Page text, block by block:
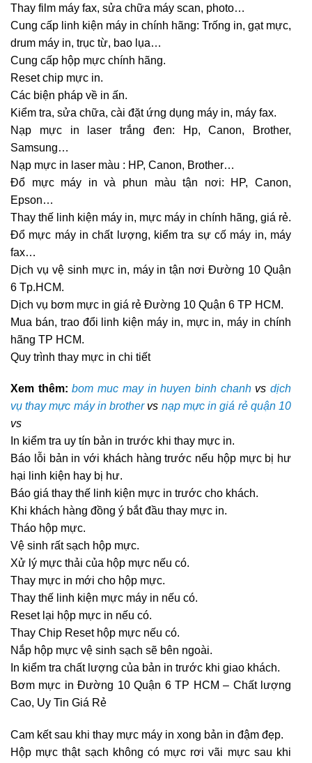
Thay film máy fax, sửa chữa máy scan, photo…
Cung cấp linh kiện máy in chính hãng: Trống in, gạt mực,
drum máy in, trục từ, bao lụa…
Cung cấp hộp mực chính hãng.
Reset chip mực in.
Các biện pháp về in ấn.
Kiểm tra, sửa chữa, cài đặt ứng dụng máy in, máy fax.
Nạp mực in laser trắng đen: Hp, Canon, Brother,
Samsung…
Nạp mực in laser màu : HP, Canon, Brother…
Đổ mực máy in và phun màu tận nơi: HP, Canon,
Epson…
Thay thế linh kiện máy in, mực máy in chính hãng, giá rẻ.
Đổ mực máy in chất lượng, kiểm tra sự cố máy in, máy
fax…
Dịch vụ vệ sinh mực in, máy in tận nơi Đường 10 Quận
6 Tp.HCM.
Dịch vụ bơm mực in giá rẻ Đường 10 Quận 6 TP HCM.
Mua bán, trao đổi linh kiện máy in, mực in, máy in chính
hãng TP HCM.
Quy trình thay mực in chi tiết
Xem thêm: bom muc may in huyen binh chanhvsdịch
vụ thay mực máy in brothervs nạp mực in giá rẻ quận 10
vs
In kiểm tra uy tín bản in trước khi thay mực in.
Báo lỗi bản in với khách hàng trước nếu hộp mực bị hư
hại linh kiện hay bị hư.
Báo giá thay thế linh kiện mực in trước cho khách.
Khi khách hàng đồng ý bắt đầu thay mực in.
Tháo hộp mực.
Vệ sinh rất sạch hộp mực.
Xử lý mực thải của hộp mực nếu có.
Thay mực in mới cho hộp mực.
Thay thế linh kiện mực máy in nếu có.
Reset lại hộp mực in nếu có.
Thay Chip Reset hộp mực nếu có.
Nắp hộp mực vệ sinh sạch sẽ bên ngoài.
In kiểm tra chất lượng của bản in trước khi giao khách.
Bơm mực in Đường 10 Quận 6 TP HCM – Chất lượng
Cao, Uy Tin Giá Rẻ
Cam kết sau khi thay mực máy in xong bản in đậm đẹp.
Hộp mực thật sạch không có mực rơi vãi mực sau khi